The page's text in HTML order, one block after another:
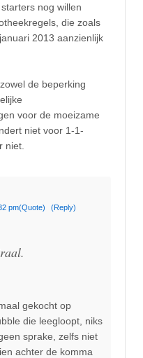
nog willen
die zoals
2013 aanzienlijk
de beperking
voor de moeizame
niet voor 1-1-
niet.
pm(Quote) (Reply)
gekocht op
die leegloopt, niks
sprake, zelfs niet
achter de komma